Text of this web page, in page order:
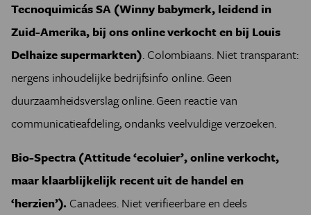
Tecnoquimicás SA (Winny babymerk, leidend in
Zuid-Amerika, bij ons online verkocht en bij Louis
Delhaize supermarkten). Colombiaans. Niet transparant:
nergens inhoudelijke bedrijfsinfo online. Geen
duurzaamheidsverslag online. Geen reactie van
communicatieafdeling, ondanks veelvuldige verzoeken.
Bio-Spectra (Attitude ‘ecoluier’, online verkocht,
maar klaarblijkelijk recent uit de handel en
‘herzien’). Canadees. Niet verifieerbare en deels